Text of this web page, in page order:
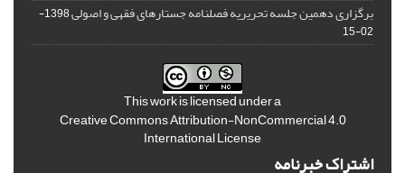
برگزاری دهمین جلسه تحریریه فصلنامه جستارهای فقهی و اصولی
1398-
02-15
This work is licensed under a
Creative Commons Attribution-NonCommercial 4.0
International License
اشتراک خبرنامه